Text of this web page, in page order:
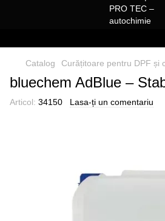
Catalog Curățitoare pentru DPF și
bluechem AdBlue –
Articol: 34150 Lasa-ți un comentariu